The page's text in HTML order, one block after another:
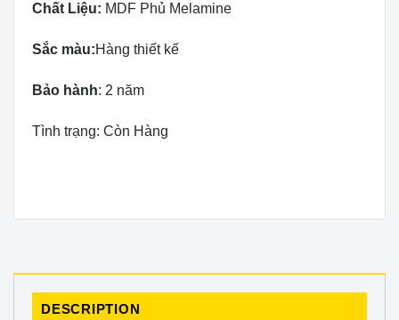
Chất Liệu: MDF Phủ Melamine
Sắc màu:Hàng thiết kế
Bảo hành: 2 năm
Tình trạng: Còn Hàng
DESCRIPTION